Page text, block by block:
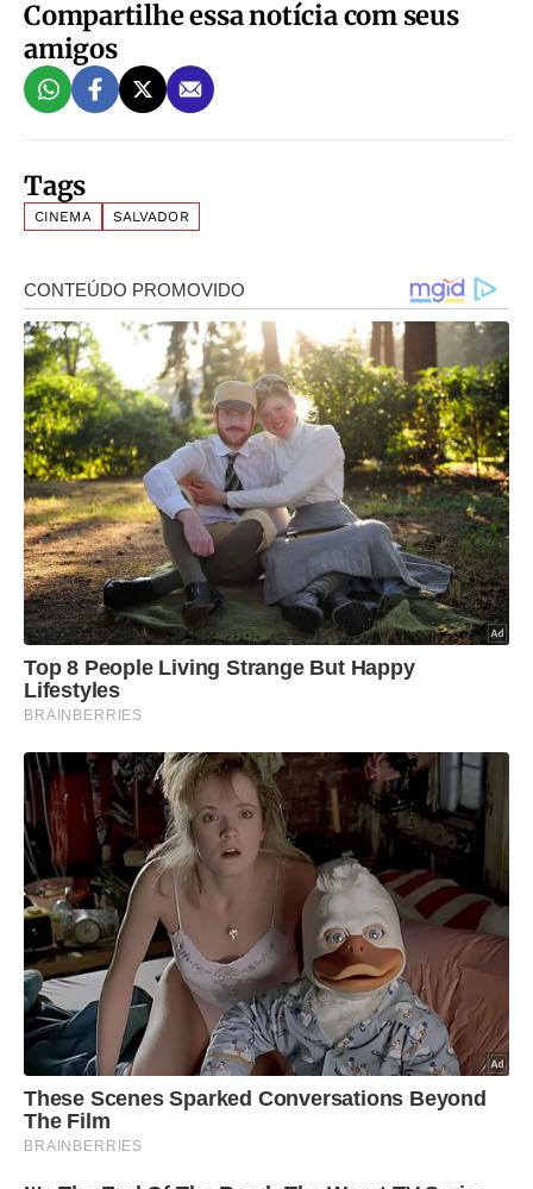
Compartilhe essa notícia com seus
amigos
Tags
CINEMA SALVADOR